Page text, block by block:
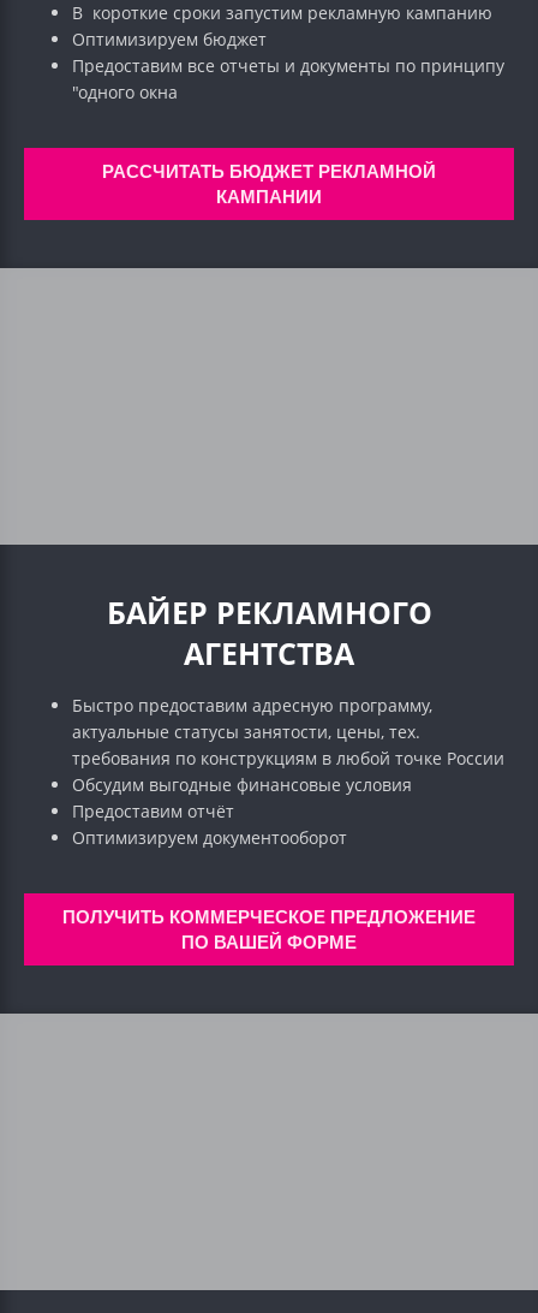
В короткие сроки запустим рекламную кампанию
Оптимизируем бюджет
Предоставим все отчеты и документы по принципу
"одного окна
РАССЧИТАТЬ БЮДЖЕТ РЕКЛАМНОЙ
КАМПАНИИ
БАЙЕР РЕКЛАМНОГО
АГЕНТСТВА
Быстро предоставим адресную программу,
актуальные статусы занятости, цены, тех.
требования по конструкциям в любой точке России
Обсудим выгодные финансовые условия
Предоставим отчёт
Оптимизируем документооборот
ПОЛУЧИТЬ КОММЕРЧЕСКОЕ ПРЕДЛОЖЕНИЕ
ПО ВАШЕЙ ФОРМЕ